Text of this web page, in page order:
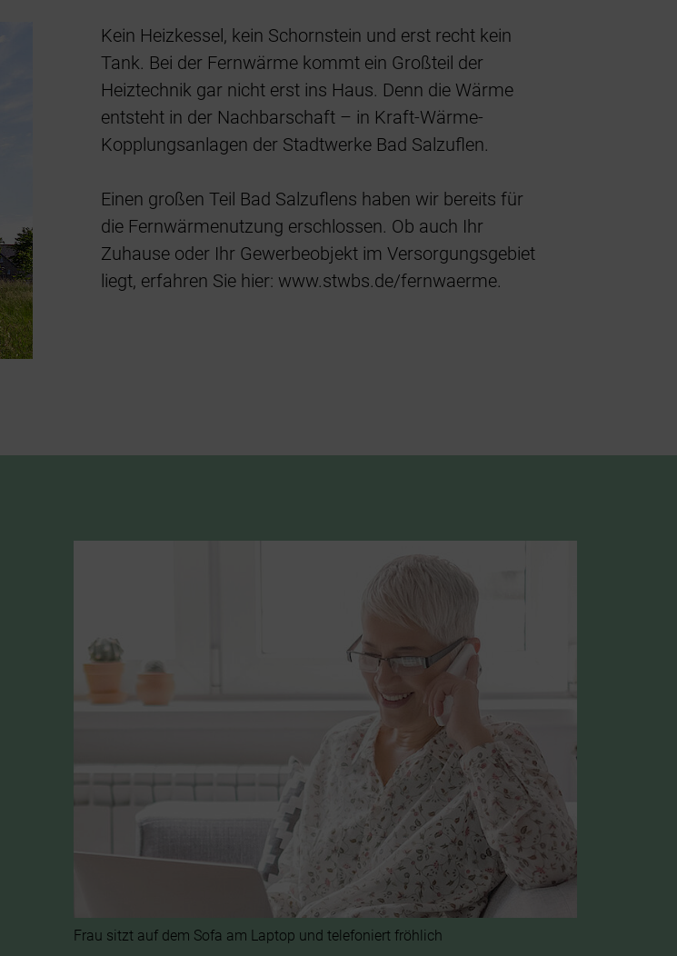
Kein Heizkessel, kein Schornstein und erst recht kein
Tank. Bei der Fernwärme kommt ein Großteil der
Heiztechnik gar nicht erst ins Haus. Denn die Wärme
entsteht in der Nachbarschaft – in Kraft-Wärme-
Kopplungsanlagen der Stadtwerke Bad Salzuflen.
Einen großen Teil Bad Salzuflens haben wir bereits für
die Fernwärmenutzung erschlossen. Ob auch Ihr
Zuhause oder Ihr Gewerbeobjekt im Versorgungsgebiet
liegt, erfahren Sie hier: www.stwbs.de/fernwaerme.
Frau sitzt auf dem Sofa am Laptop und telefoniert fröhlich